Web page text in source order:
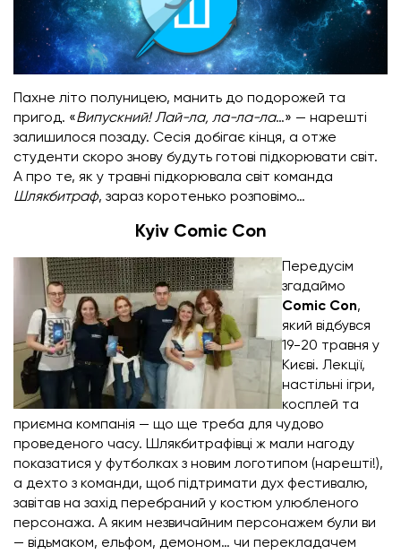
Пахне літо полуницею, манить до подорожей та
пригод. «Випускний! Лай-ла, ла-ла-ла…» — нарешті
залишилося позаду. Сесія добігає кінця, а отже
студенти скоро знову будуть готові підкорювати світ.
А про те, як у травні підкорювала світ команда
Шлякбитраф, зараз коротенько розповімо…
Kyiv Comic Con
Передусім
згадаймо
Comic Con,
який відбувся
19-20 травня у
Києві. Лекції,
настільні ігри,
косплей та
приємна компанія — що ще треба для чудово
проведеного часу. Шлякбитрафівці ж мали нагоду
показатися у футболках з новим логотипом (нарешті!),
а дехто з команди, щоб підтримати дух фестивалю,
завітав на захід перебраний у костюм улюбленого
персонажа. А яким незвичайним персонажем були ви
— відьмаком, ельфом, демоном… чи перекладачем